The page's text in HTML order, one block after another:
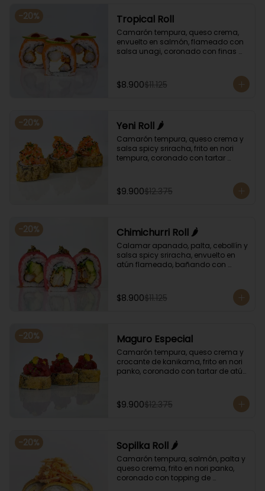
-20% Tropical Roll
Camarón tempura, queso crema,
envuelto en salmón, flameado con
salsa unagi, coronado con finas
$8.900$11.125
-20% Yeni Roll 🌶️
Camarón tempura, queso crema y
salsa spicy sriracha, frito en nori
tempura, coronado con tartar
$9.900$12.375
-20% Chimichurri Roll 🌶️
Calamar apanado, palta, cebollín y
salsa spicy sriracha, envuelto en
atún flameado, bañando con
$8.900$11.125
-20% Maguro Especial
Camarón tempura, queso crema y
crocante de kanikama, frito en nori
panko, coronado con tartar de atún
$9.900$12.375
-20% Sopilka Roll 🌶️
Camarón tempura, salmón, palta y
queso crema, frito en nori panko,
coronado con topping de